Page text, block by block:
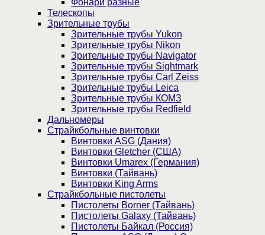
Фонари разные
Телескопы
Зрительные трубы
Зрительные трубы Yukon
Зрительные трубы Nikon
Зрительные трубы Navigator
Зрительные трубы Sightmark
Зрительные трубы Carl Zeiss
Зрительные трубы Leica
Зрительные трубы КОМЗ
Зрительные трубы Redfield
Дальномеры
Страйкбольные винтовки
Винтовки ASG (Дания)
Винтовки Gletcher (США)
Винтовки Umarex (Германия)
Винтовки (Тайвань)
Винтовки King Arms
Страйкбольные пистолеты
Пистолеты Borner (Тайвань)
Пистолеты Galaxy (Тайвань)
Пистолеты Байкал (Россия)